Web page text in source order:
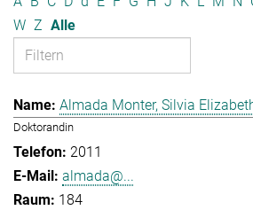
W Z Alle
Almada Monter, Silvia
Doktorandin
2011
almada@...
184